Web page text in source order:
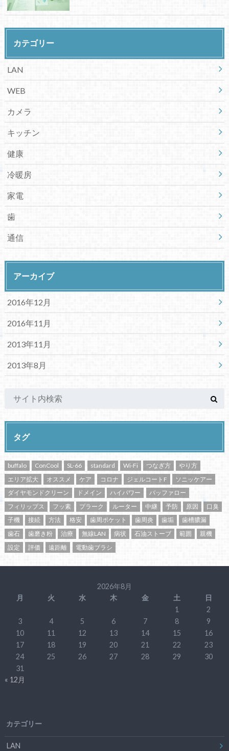
カテゴリー
LAN
WEB
カメラ
キッチン
健康
冷暖房
家電
歯
通信
アーカイブ
2016年12月
2016年11月
2013年11月
2013年8月
タグ
buffalo ConCool SL-66 standard Wi-Fi つなぎ方
やり方
エリア拡大
オススメ ケア コロナ ジェルコートF
ソニッケアー
ダイヤモンドクリーン
ドメイン ハイパワー
バッファロー
フィリップス
フッ素 プラーク ルーター 中継 予防 原因
口臭
子機
接続 方法 格安 歯周ポケット 歯周炎 歯垢
歯槽膿漏
歯石
歯磨き粉 治療 無線LAN 病状 石油ストーブ 範囲
親機
設定
評価 遠距離 電動歯ブラシ
2026年8月
月
火 水 木 金 土
日
1
2
3
4 5 6 7 8
9
10
11 12 13 14 15
16
17
18 19 20 21 22
23
24
25 26 27 28 29
30
31
« 12月
カテゴリー
LAN